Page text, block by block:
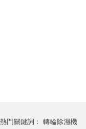
熱門關鍵詞： 轉輪除濕機